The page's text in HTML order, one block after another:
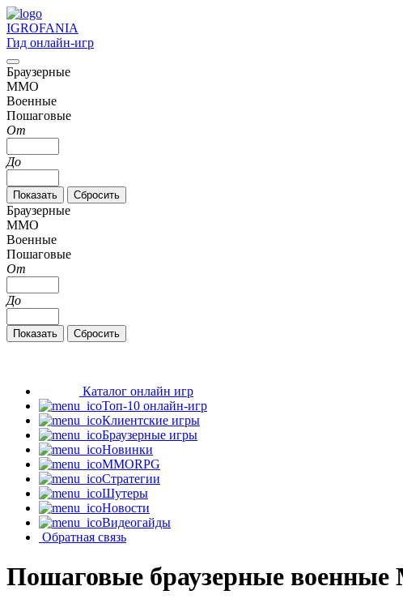
IGROFANIA
Гид онлайн-игр
Браузерные
MMO
Военные
Пошаговые
От
До
Браузерные
MMO
Военные
Пошаговые
От
До
Каталог онлайн игр
Топ-10 онлайн-игр
Клиентские игры
Браузерные игры
Новинки
MMORPG
Стратегии
Шутеры
Новости
Видеогайды
Обратная связь
Пошаговые браузерные